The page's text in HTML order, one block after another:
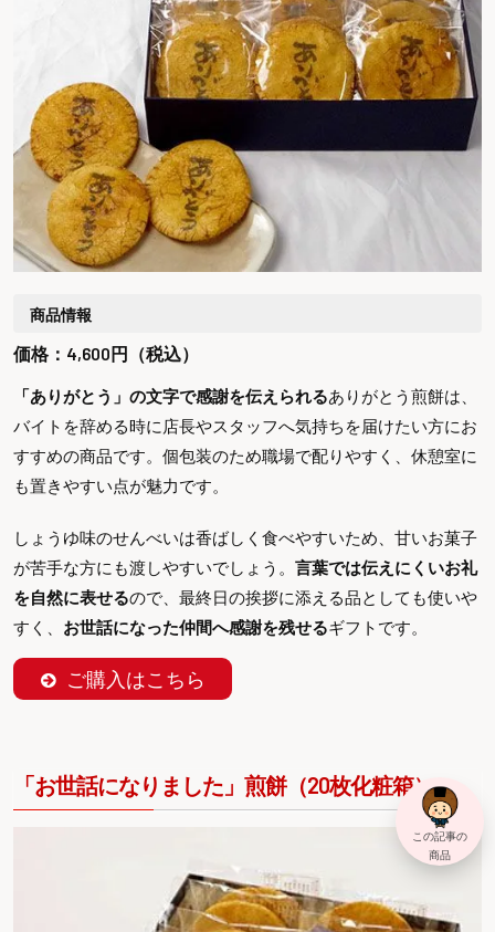
商品情報
価格：4,600円（税込）
「ありがとう」の文字で感謝を伝えられるありがとう煎餅は、
バイトを辞める時に店長やスタッフへ気持ちを届けたい方にお
すすめの商品です。個包装のため職場で配りやすく、休憩室に
も置きやすい点が魅力です。
しょうゆ味のせんべいは香ばしく食べやすいため、甘いお菓子
が苦手な方にも渡しやすいでしょう。 言葉では伝えにくいお礼
を自然に表せるので、最終日の挨拶に添える品としても使いや
すく、 お世話になった仲間へ感謝を残せるギフトです。
ご購入はこちら
「お世話になりました」煎餅（20枚化粧箱）
この記事の
商品